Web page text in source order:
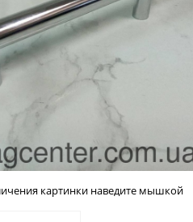
картинки наведите мышкой